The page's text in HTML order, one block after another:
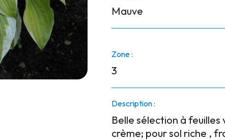
Mauve
Zone :
3
Description :
Belle sélection à
crème; pour sol riche ,